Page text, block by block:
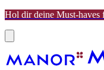
Hol dir deine Must-haves